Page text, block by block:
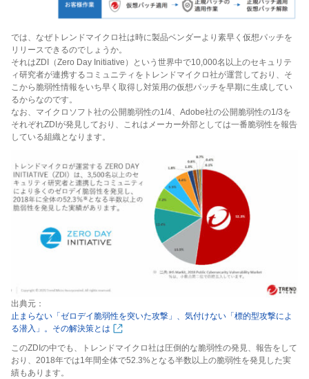
では、なぜトレンドマイクロ社は時に製品ベンダーより素早く仮想パッチを
リリースできるのでしょうか。
それはZDI（Zero Day Initiative）という世界中で10,000名以上のセキュリテ
ィ研究者が連携するコミュニティをトレンドマイクロ社が運営しており、そ
こから脆弱性情報をいち早く取得し対策用の仮想パッチを早期に生成してい
るからなのです。
なお、マイクロソフト社の公開脆弱性の1/4、Adobe社の公開脆弱性の1/3を
それぞれZDIが発見しており、これはメーカー外部としては一番脆弱性を報告
している組織となります。
出典元：
止まらない「ゼロデイ脆弱性を突いた攻撃」、気付けない「標的型攻撃によ
る潜入」。その解決策とは
このZDIの中でも、トレンドマイクロ社は圧倒的な脆弱性の発見、報告をして
おり、2018年では1年間全体で52.3%となる半数以上の脆弱性を発見した実
績もあります。